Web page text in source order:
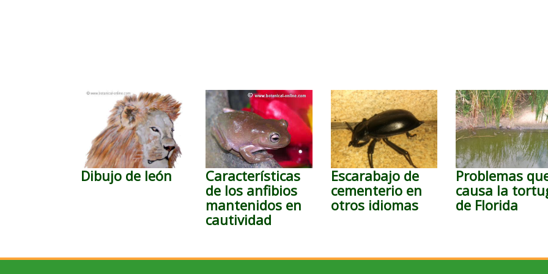
Dibujo de león
Características
de los anfibios
mantenidos en
cautividad
Escarabajo de
cementerio en
otros idiomas
Problemas
causa la
de Florida